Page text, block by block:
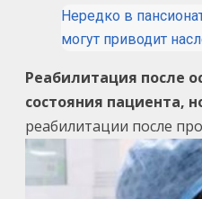
Нередко в
могут приводит
Реабилитация после
состояния пациента,
реабилитации после